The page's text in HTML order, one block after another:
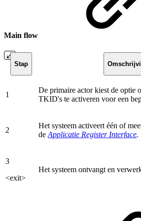
Main flow
Stap
1
De primaire actor kiest de optie
TKID's te activeren voor een
2
Het systeem activeert één of
de Applicatie Register Interface.
3
<exit>
Het systeem ontvangt en